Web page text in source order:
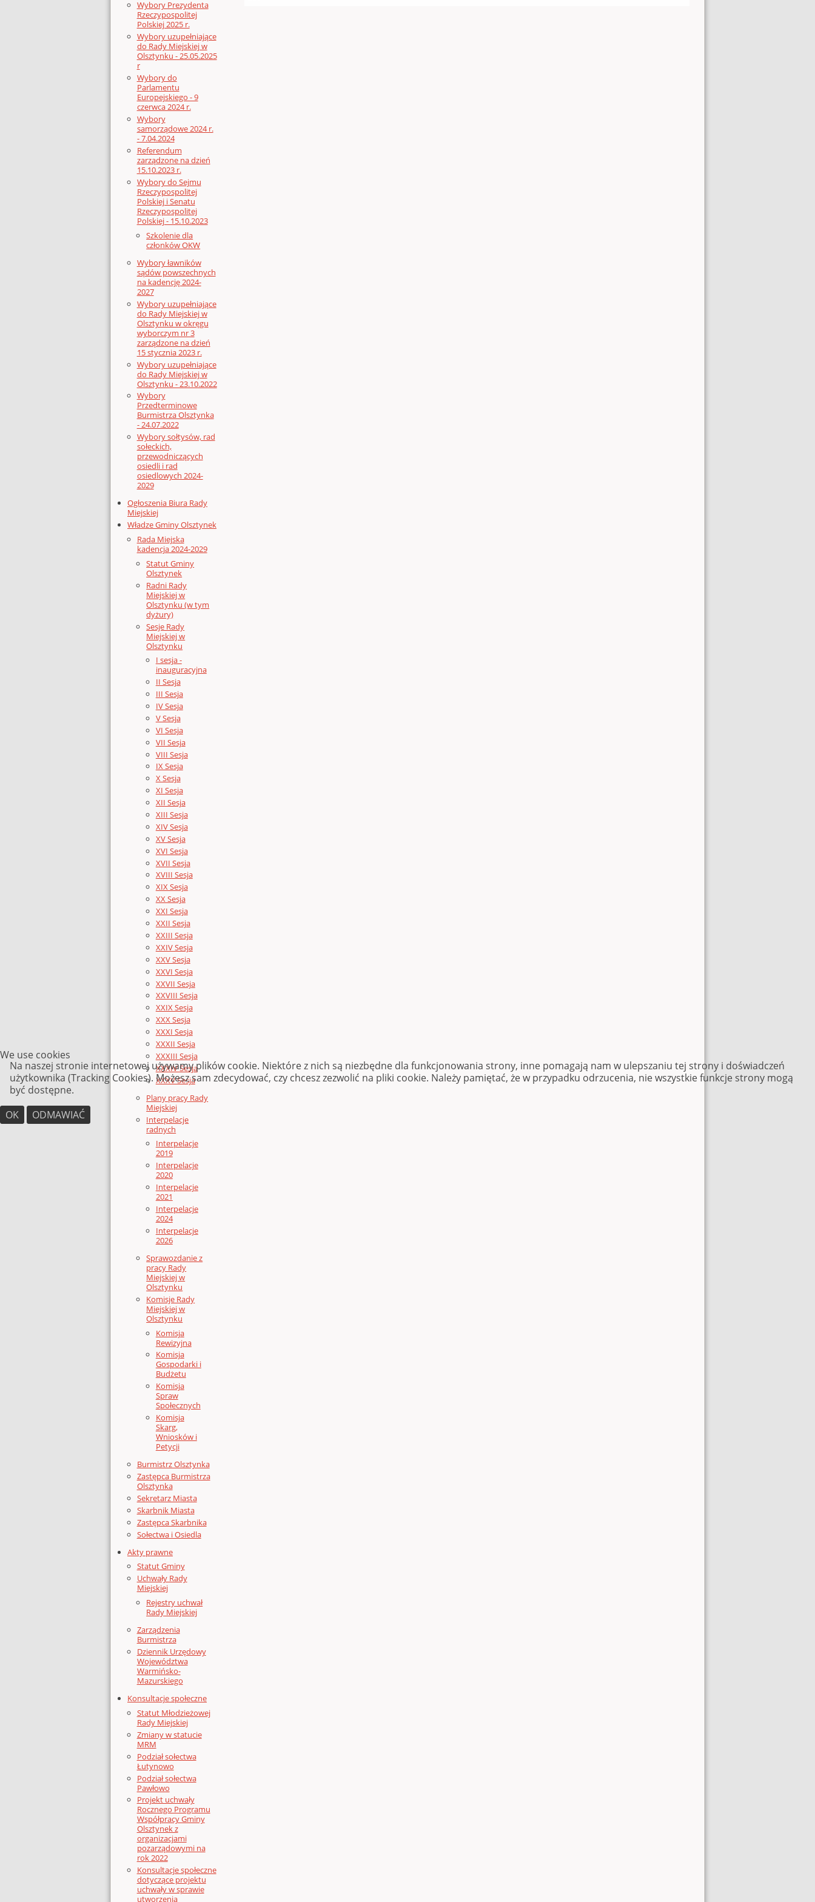
Wybory Prezydenta
Rzeczypospolitej
Polskiej 2025 r.
Wybory uzupełniające
do Rady Miejskiej w
Olsztynku - 25.05.2025
r
Wybory do
Parlamentu
Europejskiego - 9
czerwca 2024 r.
Wybory
samorządowe 2024 r.
- 7.04.2024
Referendum
zarządzone na dzień
15.10.2023 r.
Wybory do Sejmu
Rzeczypospolitej
Polskiej i Senatu
Rzeczypospolitej
Polskiej - 15.10.2023
Szkolenie dla
członków OKW
Wybory ławników
sądów powszechnych
na kadencję 2024-
2027
Wybory uzupełniające
do Rady Miejskiej w
Olsztynku w okręgu
wyborczym nr 3
zarządzone na dzień
15 stycznia 2023 r.
Wybory uzupełniające
do Rady Miejskiej w
Olsztynku - 23.10.2022
Wybory
Przedterminowe
Burmistrza Olsztynka
- 24.07.2022
Wybory sołtysów, rad
sołeckich,
przewodniczących
osiedli i rad
osiedlowych 2024-
2029
Ogłoszenia Biura Rady
Miejskiej
Władze Gminy Olsztynek
Rada Miejska
kadencja 2024-2029
Statut Gminy
Olsztynek
Radni Rady
Miejskiej w
Olsztynku (w tym
dyżury)
Sesje Rady
Miejskiej w
Olsztynku
I sesja -
inauguracyjna
II Sesja
III Sesja
IV Sesja
V Sesja
VI Sesja
VII Sesja
VIII Sesja
IX Sesja
X Sesja
XI Sesja
XII Sesja
XIII Sesja
XIV Sesja
XV Sesja
XVI Sesja
XVII Sesja
XVIII Sesja
XIX Sesja
XX Sesja
XXI Sesja
XXII Sesja
XXIII Sesja
XXIV Sesja
XXV Sesja
XXVI Sesja
XXVII Sesja
XXVIII Sesja
XXIX Sesja
XXX Sesja
XXXI Sesja
XXXII Sesja
XXXIII Sesja
XXXIV Sesja
XXXV Sesja
Plany pracy Rady
Miejskiej
Interpelacje
radnych
Interpelacje
2019
Interpelacje
2020
Interpelacje
2021
Interpelacje
2024
Interpelacje
2026
Sprawozdanie z
pracy Rady
Miejskiej w
Olsztynku
Komisje Rady
Miejskiej w
Olsztynku
Komisja
Rewizyjna
Komisja
Gospodarki i
Budżetu
Komisja
Spraw
Społecznych
Komisja
Skarg,
Wniosków i
Petycji
Burmistrz Olsztynka
Zastępca Burmistrza
Olsztynka
Sekretarz Miasta
Skarbnik Miasta
Zastępca Skarbnika
Sołectwa i Osiedla
Akty prawne
Statut Gminy
Uchwały Rady
Miejskiej
Rejestry uchwał
Rady Miejskiej
Zarządzenia
Burmistrza
Dziennik Urzędowy
Województwa
Warmińsko-
Mazurskiego
Konsultacje społeczne
Statut Młodzieżowej
Rady Miejskiej
Zmiany w statucie
MRM
Podział sołectwa
Łutynowo
Podział sołectwa
Pawłowo
Projekt uchwały
Rocznego Programu
Współpracy Gminy
Olsztynek z
organizacjami
pozarządowymi na
rok 2022
Konsultacje społeczne
dotyczące projektu
uchwały w sprawie
utworzenia
We use cookies
Na naszej stronie internetowej używamy plików cookie. Niektóre z nich są niezbędne dla funkcjonowania strony, inne pomagają nam w ulepszaniu tej strony i doświadczeń
użytkownika (Tracking Cookies). Możesz sam zdecydować, czy chcesz zezwolić na pliki cookie. Należy pamiętać, że w przypadku odrzucenia, nie wszystkie funkcje strony mogą
być dostępne.
OK
ODMAWIAĆ